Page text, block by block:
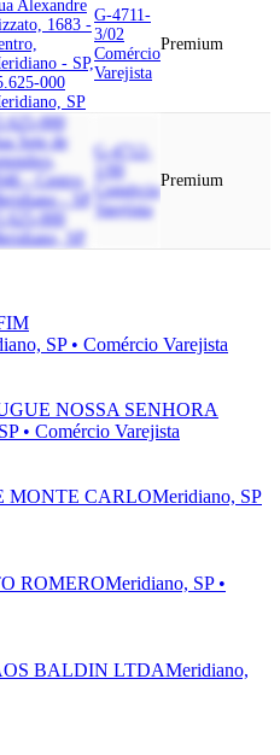
Alexandre
1683 -
- SP,
000
SP
G-4711-
3/02
Comércio
Varejista
Premium
000
Sete de
- Centro,
- SP,
000
SP
G-4712-
1/00
Comércio
Varejista
Premium
SP • Comércio Varejista
NOSSA SENHORA
• Comércio Varejista
MONTE CARLOMeridiano, SP
ROMEROMeridiano, SP •
BALDIN LTDAMeridiano,